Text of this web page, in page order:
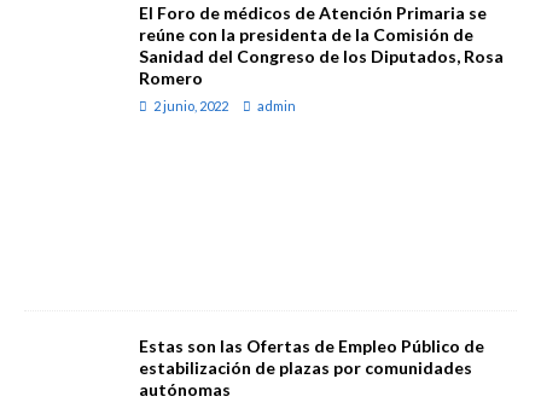
El Foro de médicos de Atención Primaria se
reúne con la presidenta de la Comisión de
Sanidad del Congreso de los Diputados, Rosa
Romero
2 junio, 2022 admin
Estas son las Ofertas de Empleo Público de
estabilización de plazas por comunidades
autónomas